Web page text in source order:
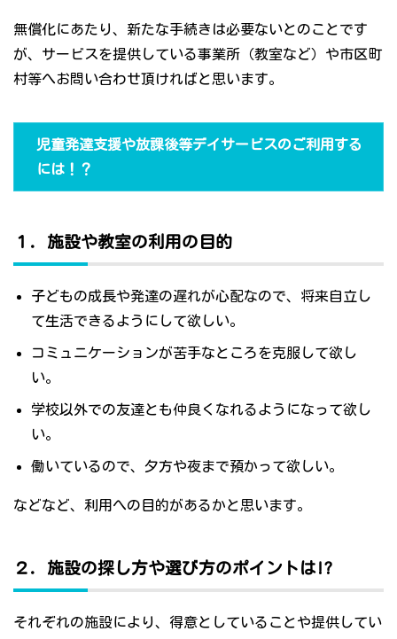
無償化にあたり、新たな手続きは必要ないとのことです
が、サービスを提供している事業所（教室など）や市区町
村等へお問い合わせ頂ければと思います。
児童発達支援や放課後等デイサービスのご利用する
には！？
１．施設や教室の利用の目的
子どもの成長や発達の遅れが心配なので、将来自立し
て生活できるようにして欲しい。
コミュニケーションが苦手なところを克服して欲し
い。
学校以外での友達とも仲良くなれるようになって欲し
い。
働いているので、夕方や夜まで預かって欲しい。
などなど、利用への目的があるかと思います。
２．施設の探し方や選び方のポイントは!?
それぞれの施設により、得意としていることや提供してい